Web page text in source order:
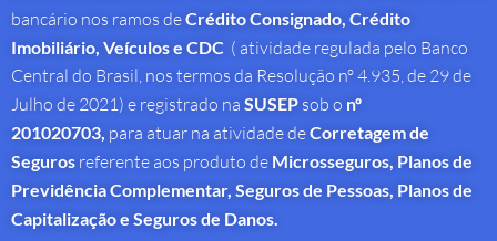
bancário nos ramos deCrédito Consignado, Crédito
Imobiliário, Veículos e CDC ( atividade regulada pelo Banco
Central do Brasil, nos termos da Resolução nº 4.935, de 29 de
Julho de 2021) e registrado na SUSEP sob o nº
201020703, para atuar na atividade deCorretagem de
Seguros referente aos produto de Microsseguros, Planos de
Previdência Complementar, Seguros de Pessoas, Planos de
Capitalização e Seguros de Danos.